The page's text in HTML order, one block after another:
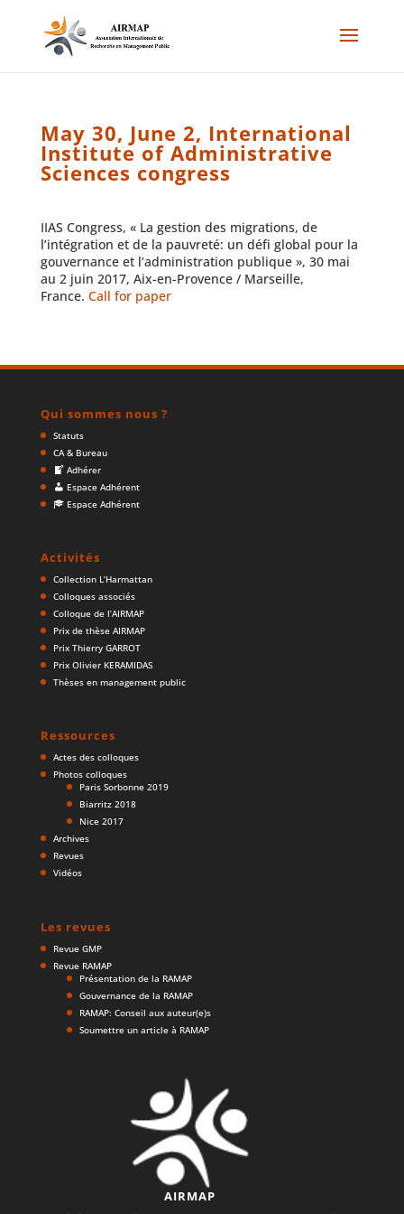
May 30, June 2, International
Institute of Administrative
Sciences congress
IIAS Congress, « La gestion des migrations, de
l’intégration et de la pauvreté: un défi global pour la
gouvernance et l’administration publique », 30 mai
au 2 juin 2017, Aix-en-Provence / Marseille,
France. Call for paper
Qui sommes nous ?
Statuts
CA & Bureau
Adhérer
Espace Adhérent
Espace Adhérent
Activités
Collection L’Harmattan
Colloques associés
Colloque de l’AIRMAP
Prix de thèse AIRMAP
Prix Thierry GARROT
Prix Olivier KERAMIDAS
Thèses en management public
Ressources
Actes des colloques
Photos colloques
Paris Sorbonne 2019
Biarritz 2018
Nice 2017
Archives
Revues
Vidéos
Les revues
Revue GMP
Revue RAMAP
Présentation de la RAMAP
Gouvernance de la RAMAP
RAMAP: Conseil aux auteur(e)s
Soumettre un article à RAMAP
AIRMAP